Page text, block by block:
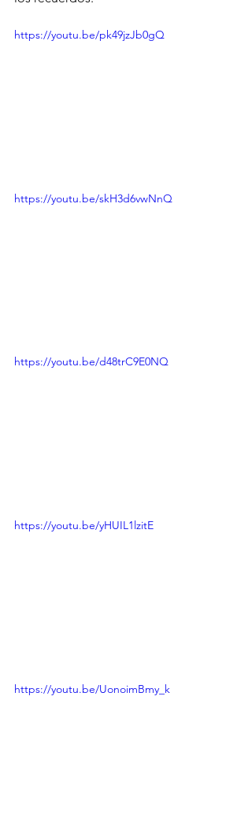
https://youtu.be/pk49jzJb0gQ
https://youtu.be/skH3d6vwNnQ
https://youtu.be/d48trC9E0NQ
https://youtu.be/yHUIL1lzitE
https://youtu.be/UonoimBmy_k